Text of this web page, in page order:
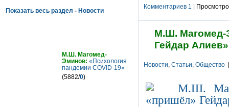
Комментариев 1 |
М.Ш. Магомед-
Гейдар Алиев»
Новости, Статьи, Общество
Показать весь раздел - Новости
М.Ш. Магомед-
Эминов: «Психология
пандемии COVID-19»
(5882/0)